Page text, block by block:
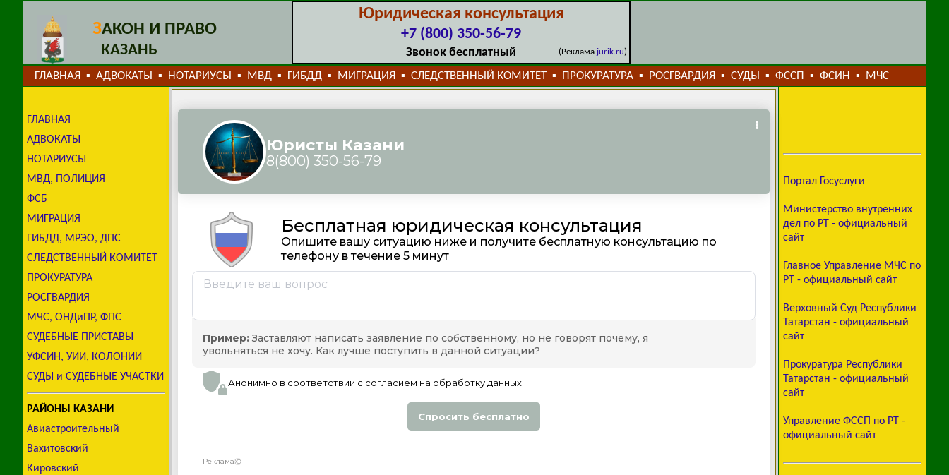
ЗАКОН И ПРАВО
КАЗАНЬ
Юридическая консультация
+7 (800) 350-56-79
Звонок бесплатный (Реклама jurik.ru)
ГЛАВНАЯ ▪ АДВОКАТЫ ▪ НОТАРИУСЫ ▪ МВД ▪ ГИБДД ▪ МИГРАЦИЯ ▪ СЛЕДСТВЕННЫЙ КОМИТЕТ ▪ ПРОКУРАТУРА ▪ РОСГВАРДИЯ ▪ СУДЫ ▪ ФССП ▪ ФСИН ▪ МЧС
ГЛАВНАЯ
АДВОКАТЫ
НОТАРИУСЫ
МВД, ПОЛИЦИЯ
ФСБ
МИГРАЦИЯ
ГИБДД, МРЭО, ДПС
СЛЕДСТВЕННЫЙ КОМИТЕТ
ПРОКУРАТУРА
РОСГВАРДИЯ
МЧС, ОНДиПР, ФПС
СУДЕБНЫЕ ПРИСТАВЫ
УФСИН, УИИ, КОЛОНИИ
СУДЫ и СУДЕБНЫЕ УЧАСТКИ
РАЙОНЫ КАЗАНИ
Авиастроительный
Вахитовский
Кировский
Портал Госуслуги
Министерство внутренних
дел по РТ - официальный
сайт
Главное Управление МЧС по
РТ - официальный сайт
Верховный Суд Республики
Татарстан - официальный
сайт
Прокуратура Республики
Татарстан - официальный
сайт
Управление ФССП по РТ -
официальный сайт